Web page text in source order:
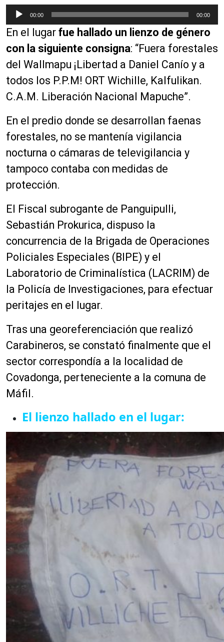
e
p
r
d
u
c
o
r
d
e
a
d
i
o
00:00 00:00
En el lugar fue hallado un lienzo de género
con la siguiente consigna: “Fuera forestales
del Wallmapu ¡Libertad a Daniel Canío y a
todos los P.P.M! ORT Wichille, Kalfulikan.
C.A.M. Liberación Nacional Mapuche”.
En el predio donde se desarrollan faenas
forestales, no se mantenía vigilancia
nocturna o cámaras de televigilancia y
tampoco contaba con medidas de
protección.
El Fiscal subrogante de Panguipulli,
Sebastián Prokurica, dispuso la
concurrencia de la Brigada de Operaciones
Policiales Especiales (BIPE) y el
Laboratorio de Criminalística (LACRIM) de
la Policía de Investigaciones, para efectuar
peritajes en el lugar.
Tras una georeferenciación que realizó
Carabineros, se constató finalmente que el
sector correspondía a la localidad de
Covadonga, perteneciente a la comuna de
Máfil.
El lienzo hallado en el lugar: